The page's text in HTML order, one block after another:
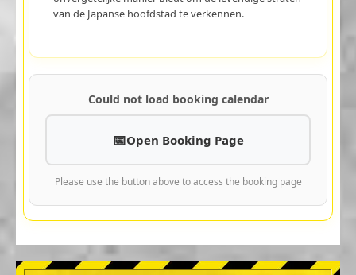
van de Japanse hoofdstad te verkennen.
Could not load booking calendar
Open Booking Page
Please use the button above to access the booking page